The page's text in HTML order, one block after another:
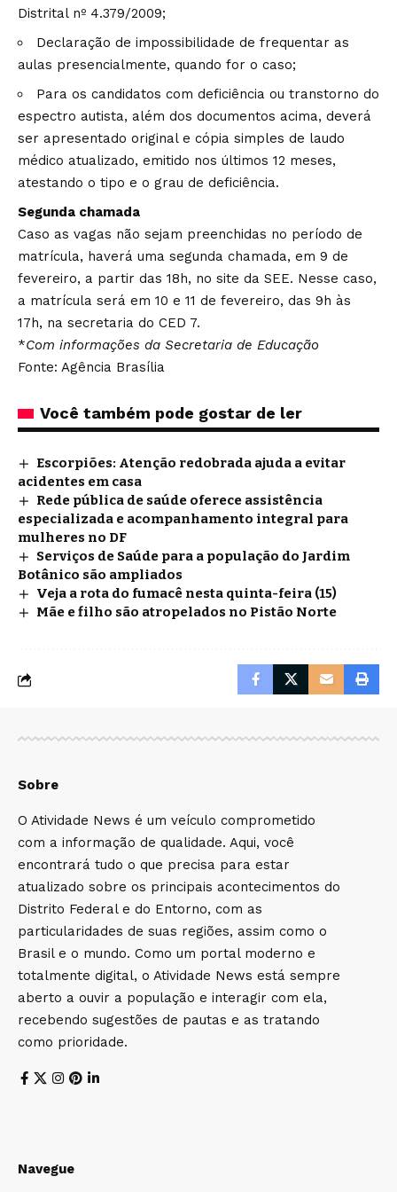
Distrital nº 4.379/2009;
Declaração de impossibilidade de frequentar as
aulas presencialmente, quando for o caso;
Para os candidatos com deficiência ou transtorno do
espectro autista, além dos documentos acima, deverá
ser apresentado original e cópia simples de laudo
médico atualizado, emitido nos últimos 12 meses,
atestando o tipo e o grau de deficiência.
Segunda chamada
Caso as vagas não sejam preenchidas no período de
matrícula, haverá uma segunda chamada, em 9 de
fevereiro, a partir das 18h, no site da SEE. Nesse caso,
a matrícula será em 10 e 11 de fevereiro, das 9h às
17h, na secretaria do CED 7.
*Com informações da Secretaria de Educação
Fonte: Agência Brasília
Você também pode gostar de ler
Escorpiões: Atenção redobrada ajuda a evitar
acidentes em casa
Rede pública de saúde oferece assistência
especializada e acompanhamento integral para
mulheres no DF
Serviços de Saúde para a população do Jardim
Botânico são ampliados
Veja a rota do fumacê nesta quinta-feira (15)
Mãe e filho são atropelados no Pistão Norte
Sobre
O Atividade News é um veículo comprometido
com a informação de qualidade. Aqui, você
encontrará tudo o que precisa para estar
atualizado sobre os principais acontecimentos do
Distrito Federal e do Entorno, com as
particularidades de suas regiões, assim como o
Brasil e o mundo. Como um portal moderno e
totalmente digital, o Atividade News está sempre
aberto a ouvir a população e interagir com ela,
recebendo sugestões de pautas e as tratando
como prioridade.
Navegue